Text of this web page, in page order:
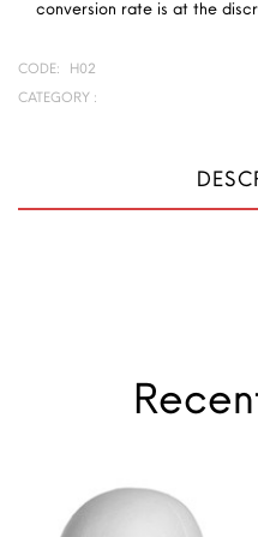
conversion rate is at the
CODE:
H02
CATEGORY :